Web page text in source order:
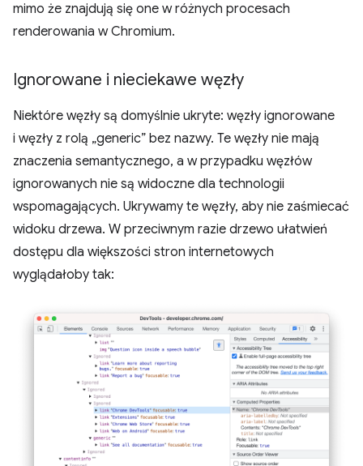
mimo że znajdują się one w różnych procesach
renderowania w Chromium.
Ignorowane i nieciekawe węzły
Niektóre węzły są domyślnie ukryte: węzły ignorowane
i węzły z rolą „generic” bez nazwy. Te węzły nie mają
znaczenia semantycznego, a w przypadku węzłów
ignorowanych nie są widoczne dla technologii
wspomagających. Ukrywamy te węzły, aby nie zaśmiecać
widoku drzewa. W przeciwnym razie drzewo ułatwień
dostępu dla większości stron internetowych
wyglądałoby tak: